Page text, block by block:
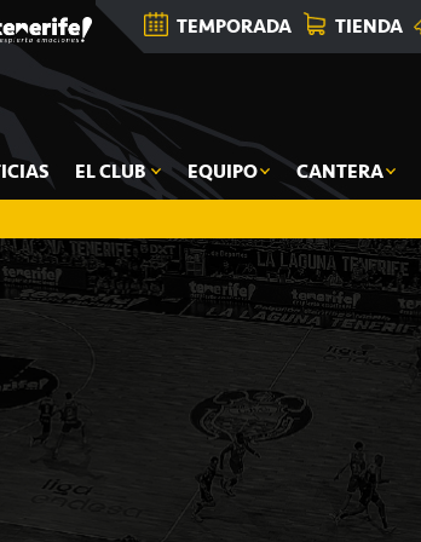
TEMPORADA TIENDA
EL CLUB EQUIPO CANTERA